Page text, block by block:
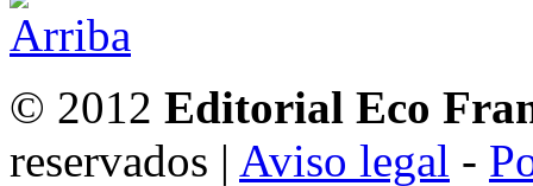
© 2012 Editorial Eco
reservados | Aviso legal -